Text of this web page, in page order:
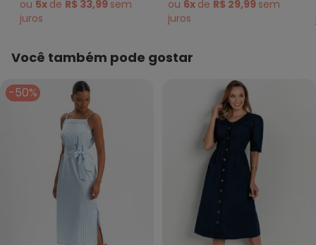
ou 5x de R$ 33,99 sem
juros
ou 6x de R$ 29,99 sem
juros
Você também pode gostar
-50%